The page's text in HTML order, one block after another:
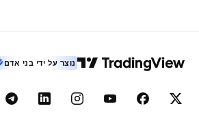
נוצר על ידי בני אדם